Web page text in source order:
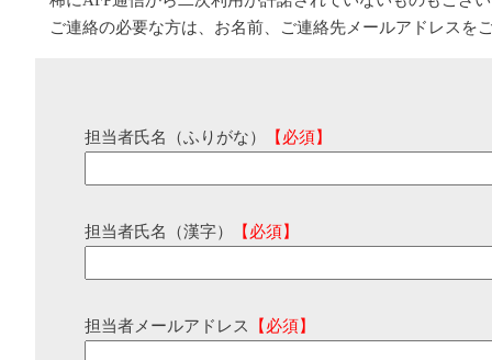
ご連絡の必要な方は、お名前、ご連絡先メールアドレスを
担当者氏名（ふりがな） 【必須】
担当者氏名（漢字） 【必須】
担当者メールアドレス 【必須】